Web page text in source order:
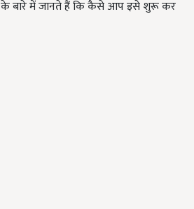
के बारे में जानते हैं कि कैसे आप इसे शुरू कर